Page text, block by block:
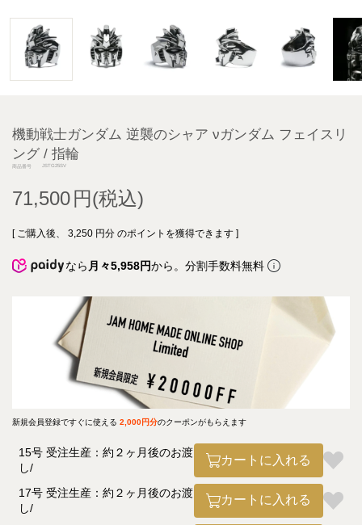
機動戦士ガンダム 逆襲のシャア νガンダム フェイスリ
ング / 指輪
商品番号 JSTG25SV
71,500
[ ご購入後、 3,250 円分 のポイントを獲得できます ]
なら 月々5,958円から。分割手数料無料
新規会員登録ですぐに使える 2,000円分のクーポンがもらえます
15号 受注生産：約２ヶ月後のお渡
し
カートに入れる
17号 受注生産：約２ヶ月後のお渡
し
カートに入れる